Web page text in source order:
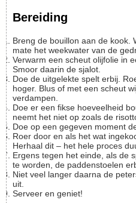
Bereiding
Breng de bouillon aan de kook. Wij gebruikten in belangrijke
mate het weekwater van de
Verwarm een scheut olijfolie in een stevige pan op matig vuur.
Smoor daarin de sjalot.
Doe de uitgelekte spelt erbij. Roer goed door en draai het vuur
hoger. Blus of met een scheut
verdampen.
Doe er een fikse hoeveelheid bouillon bij – niet te veel, spelt
neemt het niet op zoals de
Doe op een gegeven moment
Roer door en als het wat ingekookt is, weer wat bouillon erbij.
Herhaal dit – het hele proces
Ergens tegen het einde, als de speltkorrel aanvaardbaar begint
te worden, de paddenstoelen
Niet veel langer daarna de peterselie en de kaas erdoor. Vuur
uit.
Serveer en geniet!